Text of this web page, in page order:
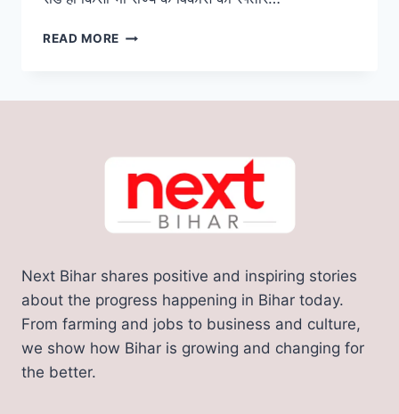
READ MORE BIHAR
एक्सप्रेस
सौगात
Next Bihar shares positive and inspiring stories
about the progress happening in Bihar today.
From farming and jobs to business and culture,
we show how Bihar is growing and changing for
the better.